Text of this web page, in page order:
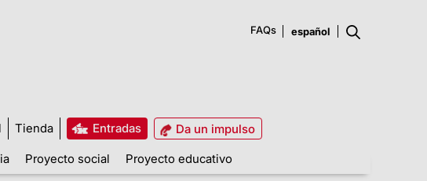
FAQs
Tienda Entradas
Da un impulso
Proyecto social Proyecto educativo